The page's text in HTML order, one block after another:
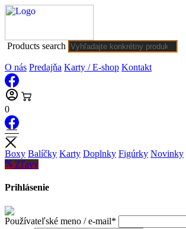
Products search
O nás Predajňa Karty / E-shop Kontakt
0
Boxy Balíčky Karty Doplnky Figúrky Novinky
Zľavy
Prihlásenie
Používateľské meno / e-mail*